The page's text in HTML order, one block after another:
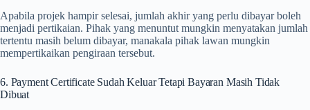
Apabila projek hampir selesai, jumlah akhir yang perlu dibayar boleh
menjadi pertikaian. Pihak yang menuntut mungkin menyatakan jumlah
tertentu masih belum dibayar, manakala pihak lawan mungkin
mempertikaikan pengiraan tersebut.
6. Payment Certificate Sudah Keluar Tetapi Bayaran Masih Tidak
Dibuat